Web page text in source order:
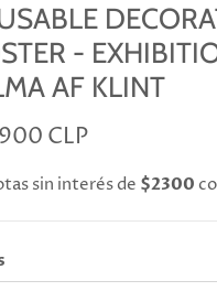
-
AF KLINT
CLP
sin interés de $2300